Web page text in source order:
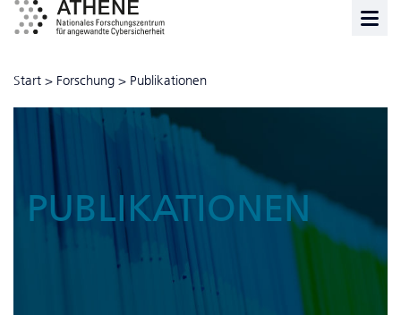
Start > Forschung > Publikationen
PUBLIKATIONEN